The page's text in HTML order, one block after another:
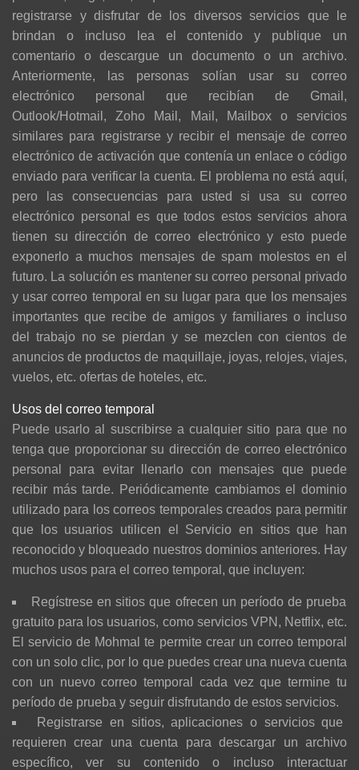
registrarse y disfrutar de los diversos servicios que le
brindan o incluso lea el contenido y publique un
comentario o descargue un documento o un archivo.
Anteriormente, las personas solían usar su correo
electrónico personal que recibían de Gmail,
Outlook/Hotmail, Zoho Mail, Mail, Mailbox o servicios
similares para registrarse y recibir el mensaje de correo
electrónico de activación que contenía un enlace o código
enviado para verificar la cuenta. El problema no está aquí,
pero las consecuencias para usted si usa su correo
electrónico personal es que todos estos servicios ahora
tienen su dirección de correo electrónico y esto puede
exponerlo a muchos mensajes de spam molestos en el
futuro. La solución es mantener su correo personal privado
y usar correo temporal en su lugar para que los mensajes
importantes que recibe de amigos y familiares o incluso
del trabajo no se pierdan y se mezclen con cientos de
anuncios de productos de maquillaje, joyas, relojes, viajes,
vuelos, etc. ofertas de hoteles, etc.
Usos del correo temporal
Puede usarlo al suscribirse a cualquier sitio para que no
tenga que proporcionar su dirección de correo electrónico
personal para evitar llenarlo con mensajes que puede
recibir más tarde. Periódicamente cambiamos el dominio
utilizado para los correos temporales creados para permitir
que los usuarios utilicen el Servicio en sitios que han
reconocido y bloqueado nuestros dominios anteriores. Hay
muchos usos para el correo temporal, que incluyen:
Regístrese en sitios que ofrecen un período de prueba
gratuito para los usuarios, como servicios VPN, Netflix, etc.
El servicio de Mohmal te permite crear un correo temporal
con un solo clic, por lo que puedes crear una nueva cuenta
con un nuevo correo temporal cada vez que termine tu
período de prueba y seguir disfrutando de estos servicios.
Registrarse en sitios, aplicaciones o servicios que
requieren crear una cuenta para descargar un archivo
específico, ver su contenido o incluso interactuar